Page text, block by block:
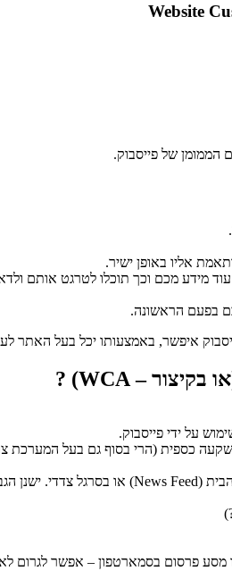
אליו באופן ישיר.
מידע מכם וכך תוכלו לטרגט אותם
בפעם הראשונה.
איפשר, באמצעותו יכל בעל האתר
WCA
) ?
כספית (הרי בסוף גם בעל המערכת
מסע פרסום בסמארטפון – אפשר לגרום